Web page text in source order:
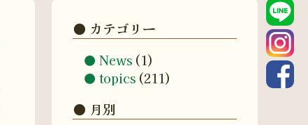
カテゴリー
News (1)
topics (211)
月別